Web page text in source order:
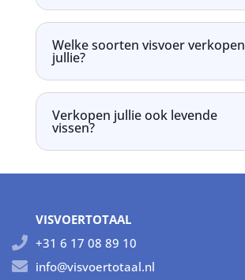
Welke soorten visvoer verkopen
jullie?
Verkopen jullie ook levende
vissen?
VISVOERTOTAAL
+31 6 17 08 89 10
info@visvoertotaal.nl